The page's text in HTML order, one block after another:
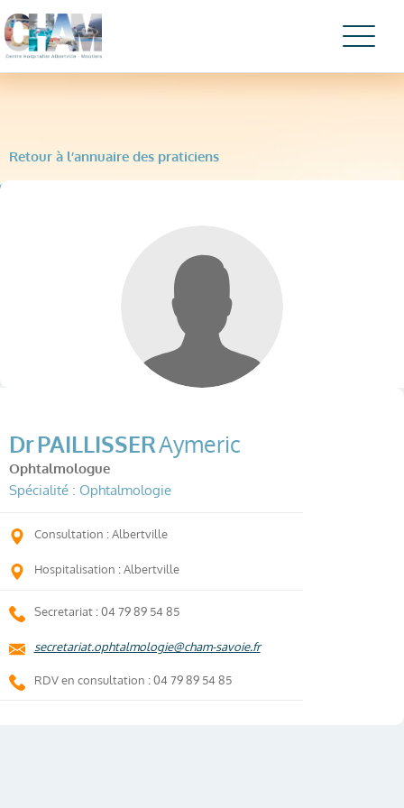
Retour à l’annuaire des praticiens
DrPAILLISSERAymeric
Ophtalmologue
Spécialité : Ophtalmologie
Consultation : Albertville
Hospitalisation : Albertville
Secretariat : 04 79 89 54 85
secretariat.ophtalmologie@cham-savoie.fr
RDV en consultation : 04 79 89 54 85